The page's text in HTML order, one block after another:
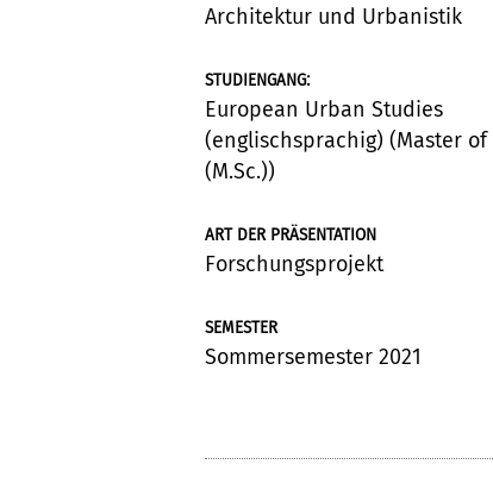
Architektur und Urbanistik
STUDIENGANG:
European Urban Studies
(englischsprachig) (Master of
(M.Sc.))
ART DER PRÄSENTATION
Forschungsprojekt
SEMESTER
Sommersemester 2021